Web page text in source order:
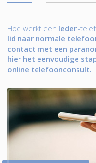
Hoe werkt een leden-
lid naar normale
contact met een
hier het eenvoudige
online telefoonconsult.